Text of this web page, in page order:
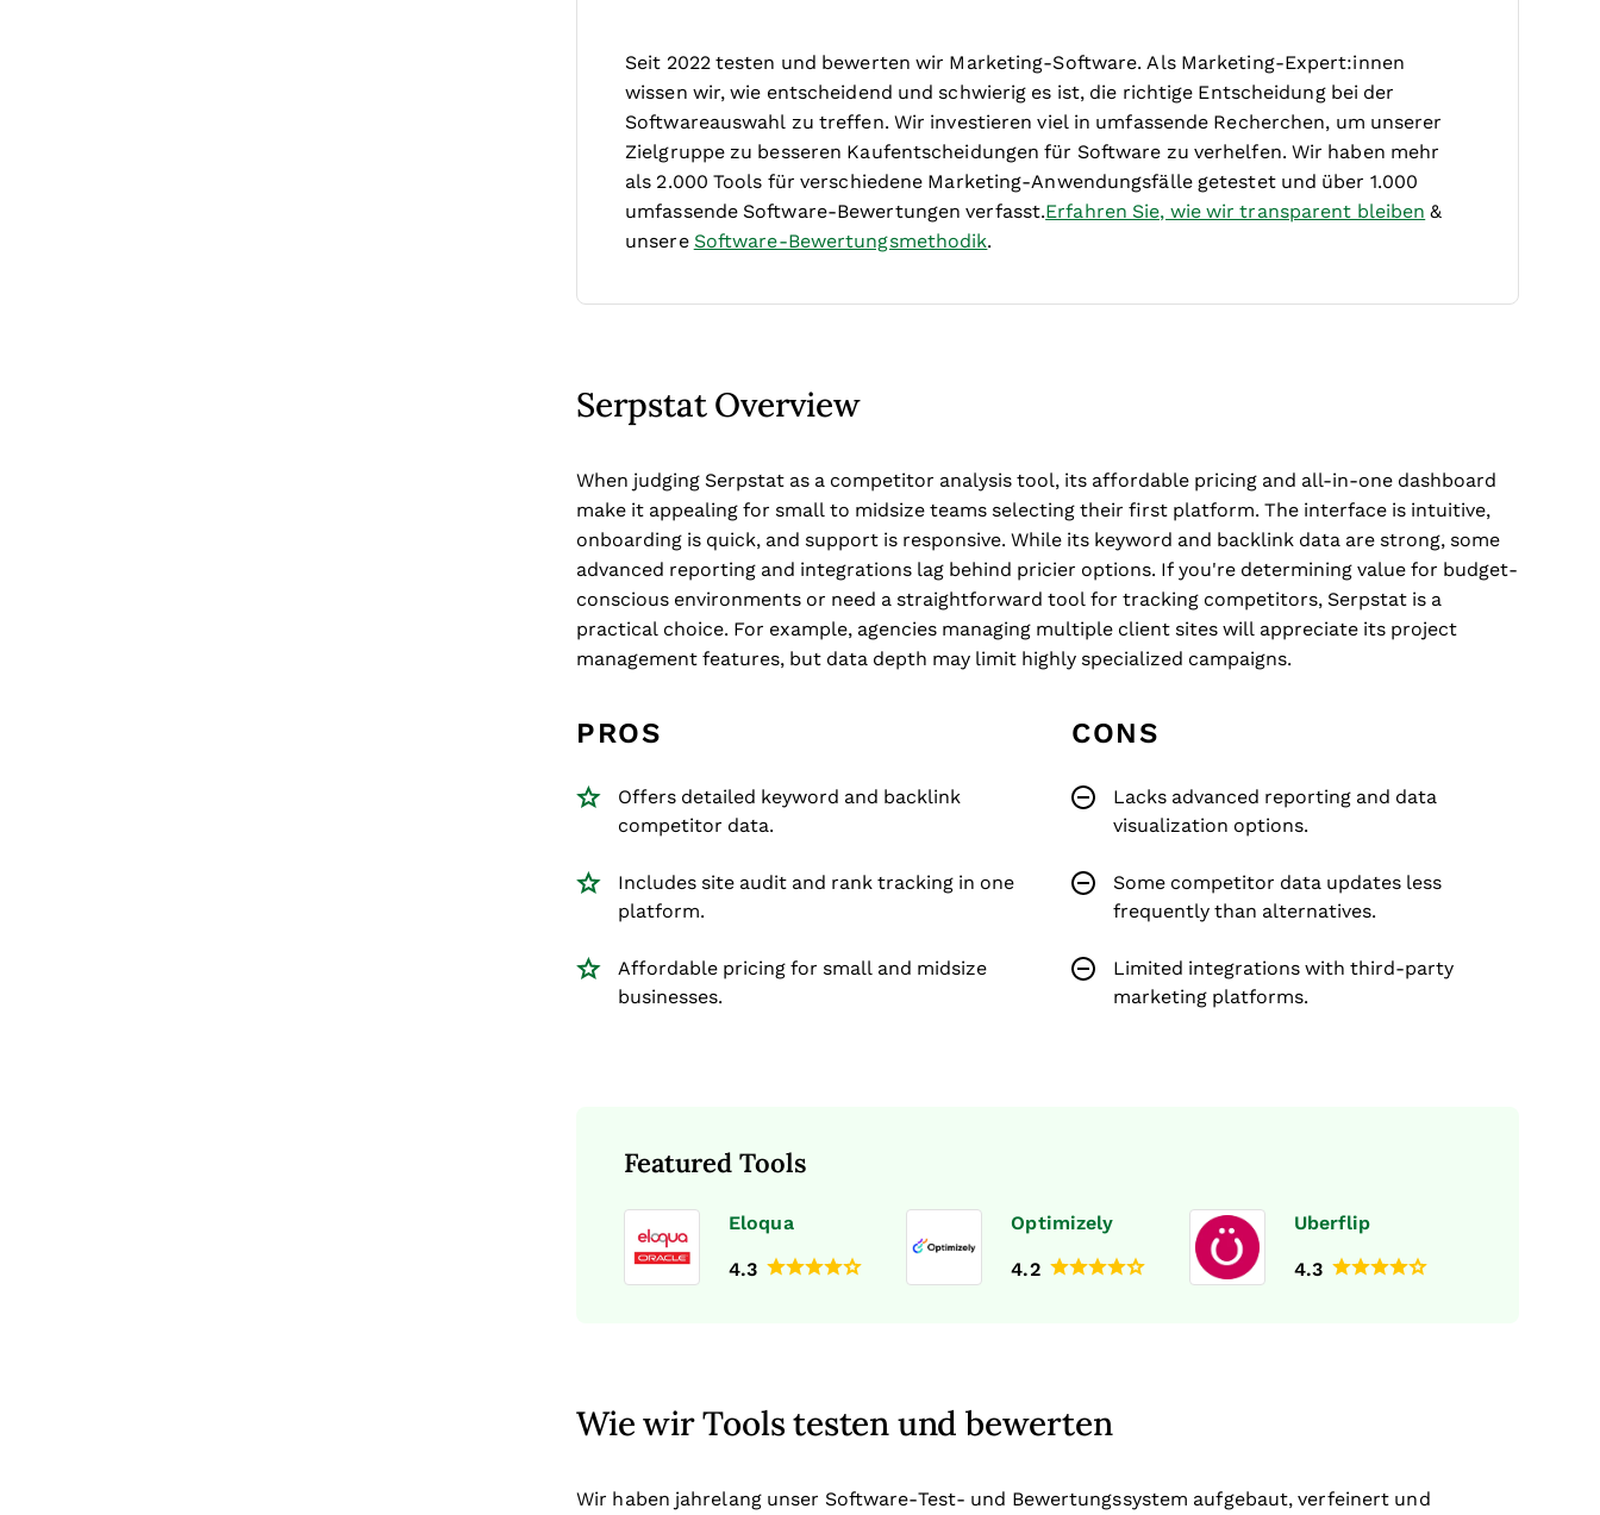
Seit 2022 testen und bewerten wir Marketing-Software. Als Marketing-Expert:innen
wissen wir, wie entscheidend und schwierig es ist, die richtige Entscheidung bei der
Softwareauswahl zu treffen. Wir investieren viel in umfassende Recherchen, um unserer
Zielgruppe zu besseren Kaufentscheidungen für Software zu verhelfen. Wir haben mehr
als 2.000 Tools für verschiedene Marketing-Anwendungsfälle getestet und über 1.000
umfassende Software-Bewertungen verfasst.Erfahren Sie, wie wir transparent bleiben &
unsere Software-Bewertungsmethodik.
Serpstat Overview
When judging Serpstat as a competitor analysis tool, its affordable pricing and all-in-one dashboard
make it appealing for small to midsize teams selecting their first platform. The interface is intuitive,
onboarding is quick, and support is responsive. While its keyword and backlink data are strong, some
advanced reporting and integrations lag behind pricier options. If you're determining value for budget-
conscious environments or need a straightforward tool for tracking competitors, Serpstat is a
practical choice. For example, agencies managing multiple client sites will appreciate its project
management features, but data depth may limit highly specialized campaigns.
PROS
Offers detailed keyword and backlink
competitor data.
Includes site audit and rank tracking in one
platform.
Affordable pricing for small and midsize
businesses.
CONS
Lacks advanced reporting and data
visualization options.
Some competitor data updates less
frequently than alternatives.
Limited integrations with third-party
marketing platforms.
Featured Tools
Eloqua
4.3
Optimizely
4.2
Uberflip
4.3
Wie wir Tools testen und bewerten
Wir haben jahrelang unser Software-Test- und Bewertungssystem aufgebaut, verfeinert und